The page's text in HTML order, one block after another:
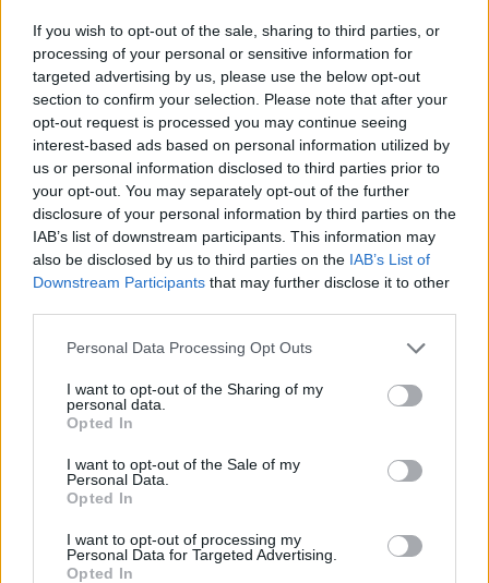
If you wish to opt-out of the sale, sharing to third parties, or
processing of your personal or sensitive information for
targeted advertising by us, please use the below opt-out
section to confirm your selection. Please note that after your
opt-out request is processed you may continue seeing
interest-based ads based on personal information utilized by
us or personal information disclosed to third parties prior to
your opt-out. You may separately opt-out of the further
disclosure of your personal information by third parties on the
IAB’s list of downstream participants. This information may
also be disclosed by us to third parties on the IAB’s List of
Downstream Participants that may further disclose it to other
Please note that this website/app uses one or more Google
not limited to your visit or usage behaviour. You may click to
grant or deny consent to Google and its third-party tags to
use your data for below specified purposes in below Google
consent section.
Personal Data Processing Opt Outs
I want to opt-out of the Sharing of my
personal data.
Opted In
I want to opt-out of the Sale of my
Personal Data.
Opted In
I want to opt-out of processing my
Personal Data for Targeted Advertising.
Opted In
15:05
Nyerő Páros
2024. október 29. 9:25
kibeszélő a Nyerő Páros második kiesőivel, Herceg
Dáviddal és Herceg-Pál Biankával
A Nyerő Páros nyolcadik évadának második kiesői Herceg
Dávid és felesége, Herceg-Pál Bianka voltak. A sztárpár
Kabát Petinek mesélt az rtl.hu-n a villában töltött hét nap
élményeiről, majd többek között azt is elárulták, hogyan
vélekednek Hujber Feriről, és mit gondolnak pontosan